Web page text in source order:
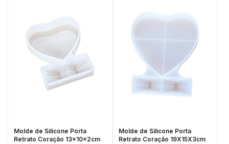
Molde de Silicone Porta
Retrato Coração 13x10x2cm
Molde de Silicone Porta
Retrato Coração 19X15X3cm